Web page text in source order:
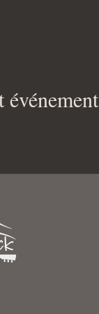
événement